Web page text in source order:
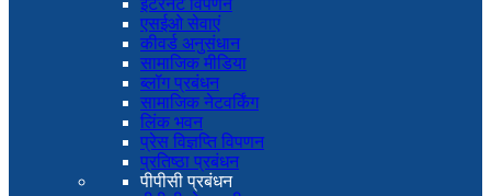
इंटरनेट विपणन
एसईओ सेवाएं
कीवर्ड अनुसंधान
सामाजिक मीडिया
ब्लॉग प्रबंधन
सामाजिक नेटवर्किंग
लिंक भवन
प्रेस विज्ञप्ति विपणन
प्रतिष्ठा प्रबंधन
पीपीसी प्रबंधन